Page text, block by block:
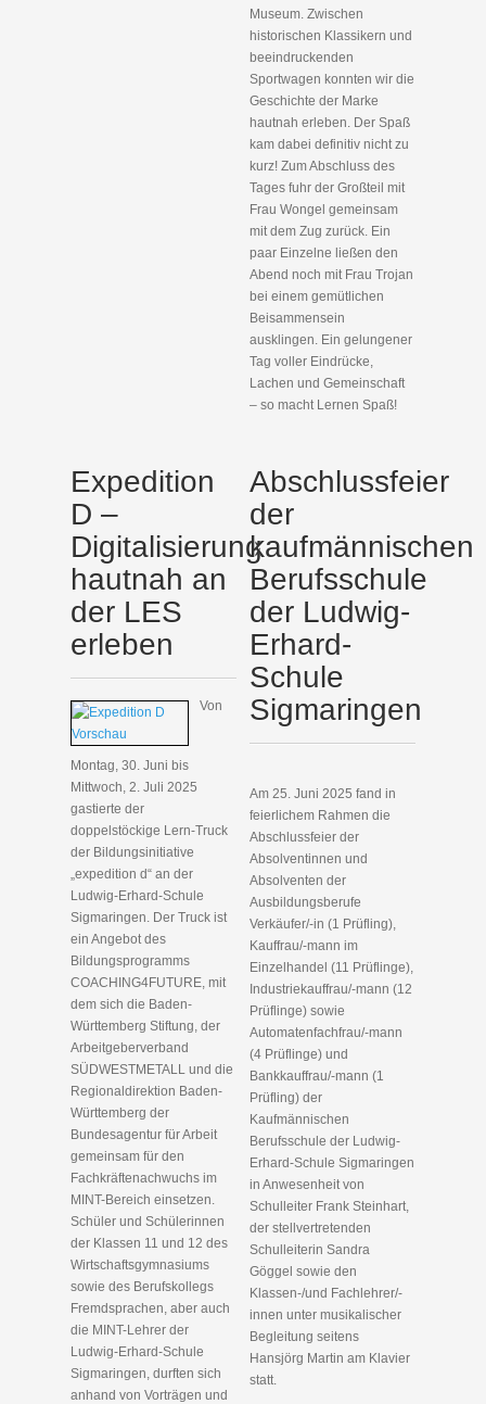
Museum. Zwischen
historischen Klassikern und
beeindruckenden
Sportwagen konnten wir die
Geschichte der Marke
hautnah erleben. Der Spaß
kam dabei definitiv nicht zu
kurz! Zum Abschluss des
Tages fuhr der Großteil mit
Frau Wongel gemeinsam
mit dem Zug zurück. Ein
paar Einzelne ließen den
Abend noch mit Frau Trojan
bei einem gemütlichen
Beisammensein
ausklingen. Ein gelungener
Tag voller Eindrücke,
Lachen und Gemeinschaft
– so macht Lernen Spaß!
Expedition
D –
Digitalisierung
hautnah an
der LES
erleben
Von
Montag, 30. Juni bis
Mittwoch, 2. Juli 2025
gastierte der
doppelstöckige Lern-Truck
der Bildungsinitiative
„expedition d“ an der
Ludwig-Erhard-Schule
Sigmaringen. Der Truck ist
ein Angebot des
Bildungsprogramms
COACHING4FUTURE, mit
dem sich die Baden-
Württemberg Stiftung, der
Arbeitgeberverband
SÜDWESTMETALL und die
Regionaldirektion Baden-
Württemberg der
Bundesagentur für Arbeit
gemeinsam für den
Fachkräftenachwuchs im
MINT-Bereich einsetzen.
Schüler und Schülerinnen
der Klassen 11 und 12 des
Wirtschaftsgymnasiums
sowie des Berufskollegs
Fremdsprachen, aber auch
die MINT-Lehrer der
Ludwig-Erhard-Schule
Sigmaringen, durften sich
anhand von Vorträgen und
Abschlussfeier
der
kaufmännischen
Berufsschule
der Ludwig-
Erhard-
Schule
Sigmaringen
Am 25. Juni 2025 fand in
feierlichem Rahmen die
Abschlussfeier der
Absolventinnen und
Absolventen der
Ausbildungsberufe
Verkäufer/-in (1 Prüfling),
Kauffrau/-mann im
Einzelhandel (11 Prüflinge),
Industriekauffrau/-mann (12
Prüflinge) sowie
Automatenfachfrau/-mann
(4 Prüflinge) und
Bankkauffrau/-mann (1
Prüfling) der
Kaufmännischen
Berufsschule der Ludwig-
Erhard-Schule Sigmaringen
in Anwesenheit von
Schulleiter Frank Steinhart,
der stellvertretenden
Schulleiterin Sandra
Göggel sowie den
Klassen-/und Fachlehrer/-
innen unter musikalischer
Begleitung seitens
Hansjörg Martin am Klavier
statt.